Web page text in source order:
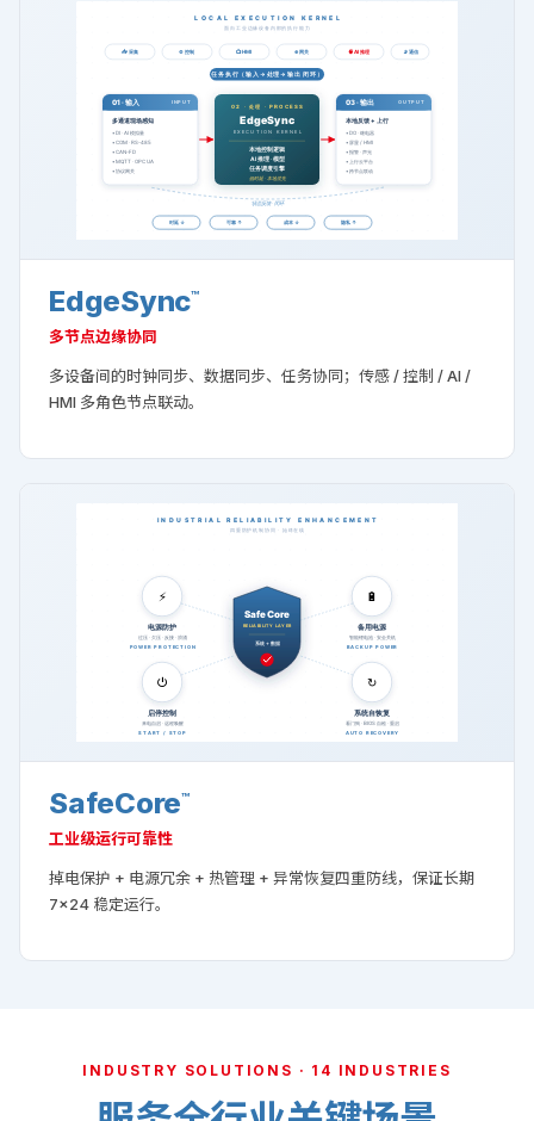
EdgeSync™
多节点边缘协同
多设备间的时钟同步、数据同步、任务协同；传感 / 控制 / AI /
HMI 多角色节点联动。
SafeCore™
工业级运行可靠性
掉电保护 + 电源冗余 + 热管理 + 异常恢复四重防线，保证长期
7×24 稳定运行。
INDUSTRY SOLUTIONS · 14 INDUSTRIES